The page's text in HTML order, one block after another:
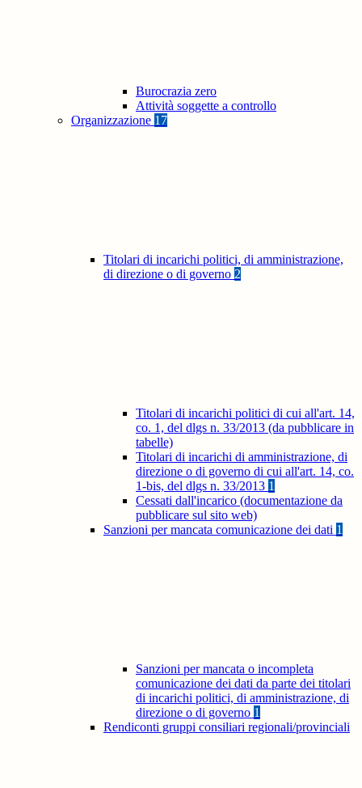
Burocrazia zero
Attività soggette a controllo
Organizzazione 17
Titolari di incarichi politici, di amministrazione,
di direzione o di governo 2
Titolari di incarichi politici di cui all'art. 14,
co. 1, del dlgs n. 33/2013 (da pubblicare in
tabelle)
Titolari di incarichi di amministrazione, di
direzione o di governo di cui all'art. 14, co.
1-bis, del dlgs n. 33/2013 1
Cessati dall'incarico (documentazione da
pubblicare sul sito web)
Sanzioni per mancata comunicazione dei dati 1
Sanzioni per mancata o incompleta
comunicazione dei dati da parte dei titolari
di incarichi politici, di amministrazione, di
direzione o di governo 1
Rendiconti gruppi consiliari regionali/provinciali